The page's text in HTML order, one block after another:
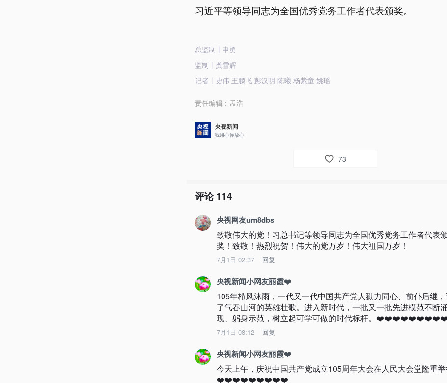
习近平等领导同志为全国优秀党务工作者代表颁奖。
总监制丨申勇
监制丨龚雪辉
记者丨史伟 王鹏飞 彭汉明 陈曦 杨紫童 姚瑶
责任编辑： 孟浩
央视新闻
我用心你放心
73
评论114
央视网友um8dbs
致敬伟大的党！习总书记等领导同志为全国优秀党务工作者代表
奖！致敬！热烈祝贺！伟大的党万岁！伟大祖国万岁！
7月1日 02:37 回复
央视新闻小网友丽霞❤️
105年栉风沐雨，一代又一代中国共产党人勠力同心、前仆后继
了气吞山河的英雄壮歌。进入新时代，一批又一批先进模范不断
现、躬身示范，树立起可学可做的时代标杆。
7月1日 08:12 回复
央视新闻小网友丽霞❤️
今天上午，庆祝中国共产党成立105周年大会在人民大会堂隆重
❤️❤️❤️❤️❤️❤️❤️❤️❤️